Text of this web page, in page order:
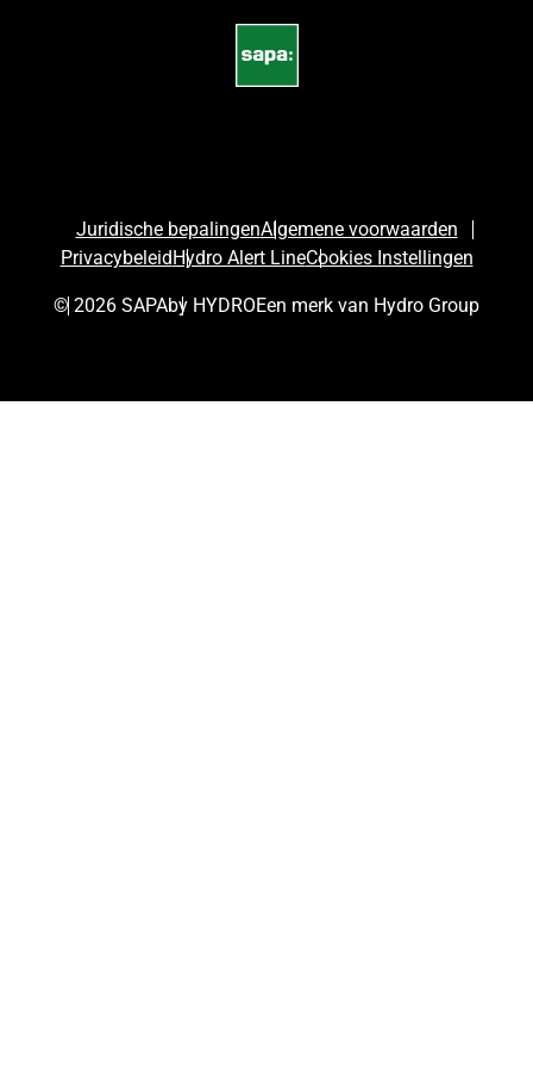
Juridische bepalingenAlgemene voorwaarden
PrivacybeleidHydro Alert LineCookies Instellingen
© 2026 SAPAby HYDROEen merk van Hydro Group